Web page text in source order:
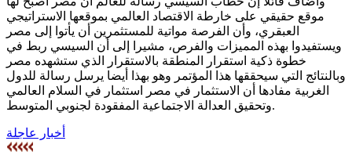
موقع حقيقي على خارطة الاقتصاد العالمي بموقعها الاستراتيجي
العبقري، وأن الفرصة مواتية للمستثمرين أن يأتوا إلى مصر
ويستفيدوا بهذه المميزات والفرص، مشيرا إلى أن السيسي ربط في
خطوة ذكية استقرار المنطقة بالاستقرار الذي ستشهده مصر
وبالنتائج التي سيحققها هذا المؤتمر وهو بهذا أيضا يرسل رسالة للدول
الغربية مفادها أن الاستثمار في مصر استثمار في السلام العالمي
وتحقيق العدالة الاجتماعية المفقودة لجنوبي المتوسط.
أخبار عاجلة